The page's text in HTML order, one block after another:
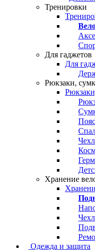
Тренировки
Для гаджетов
Для
Рюкзаки,
Хранение
Одежда и защита